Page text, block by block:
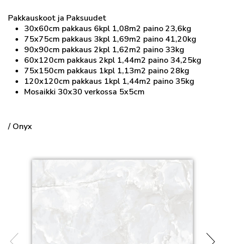
Pakkauskoot ja Paksuudet
30x60cm pakkaus 6kpl 1,08m2 paino 23,6kg
75x75cm pakkaus 3kpl 1,69m2 paino 41,20kg
90x90cm pakkaus 2kpl 1,62m2 paino 33kg
60x120cm pakkaus 2kpl 1,44m2 paino 34,25kg
75x150cm pakkaus 1kpl 1,13m2 paino 28kg
120x120cm pakkaus 1kpl 1,44m2 paino 35kg
Mosaikki 30x30 verkossa 5x5cm
/ Onyx